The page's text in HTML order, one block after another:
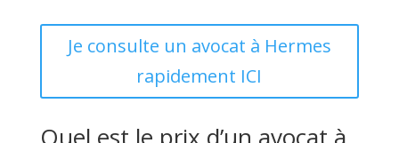
Je consulte un avocat à Hermes
rapidement ICI